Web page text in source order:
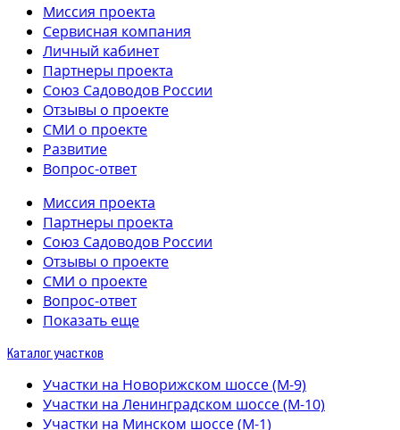
Миссия проекта
Сервисная компания
Личный кабинет
Партнеры проекта
Союз Садоводов России
Отзывы о проекте
СМИ о проекте
Развитие
Вопрос-ответ
Миссия проекта
Партнеры проекта
Союз Садоводов России
Отзывы о проекте
СМИ о проекте
Вопрос-ответ
Показать еще
Каталог участков
Участки на Новорижском шоссе (М-9)
Участки на Ленинградском шоссе (М-10)
Участки на Минском шоссе (М-1)